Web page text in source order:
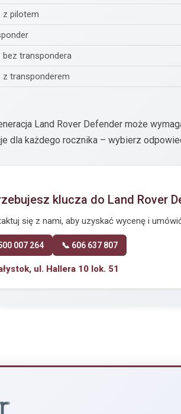
z pilotem
bez transpondera
z transponderem
Land Rover Defender może
dla każdego rocznika – wybierz
klucza do Land Rover
się z nami, aby uzyskać wycenę i
007 264 📞 606 637 807
ul. Hallera 10 lok. 51